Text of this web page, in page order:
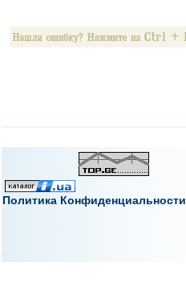
Политика Конфиденциальности